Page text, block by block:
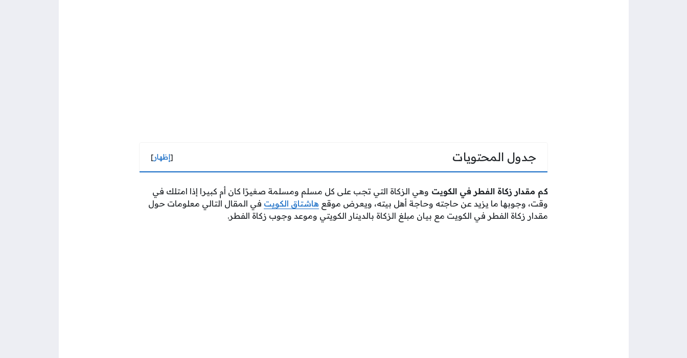
جدول المحتويات [إظهار]
كم مقدار زكاة الفطر في الكويت وهي الزكاة التي تجب على كل مسلم ومسلمة صغيرًا كان أم كبيرا إذا امتلك في
وقت، وجوبها ما يزيد عن حاجته وحاجة أهل بيته، ويعرض موقع هاشتاق الكويت في المقال التالي معلومات حول
مقدار زكاة الفطر في الكويت مع بيان مبلغ الزكاة بالدينار الكويتي وموعد وجوب زكاة الفطر.